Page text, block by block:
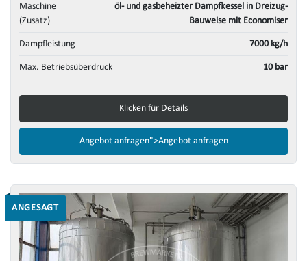
Maschine
(Zusatz)
öl- und gasbeheizter Dampfkessel in Dreizug-
Bauweise mit Economiser
Dampfleistung 7000 kg/h
Max. Betriebsüberdruck 10 bar
Klicken für Details
Angebot anfragen">Angebot anfragen
ANGESAGT